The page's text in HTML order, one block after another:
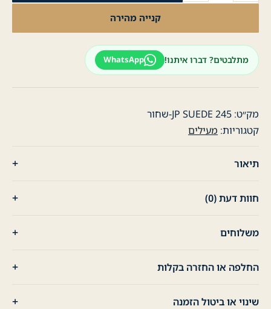
קנייה מהירה
מתלבטים? דברו איתנו! WhatsApp
מק״ט: JP SUEDE 245-שחור
קטגוריות: מעילים
תיאור
חוות דעת (0)
משלוחים
החלפה או החזרה בקלות
שינוי או ביטול הזמנה